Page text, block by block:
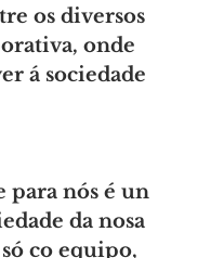
os diversos
onde
á sociedade
para nós é un
da nosa
co equipo,